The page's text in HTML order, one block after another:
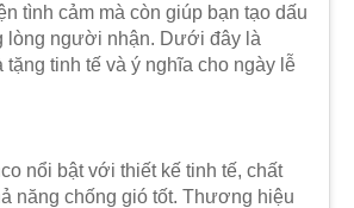
tình cảm mà còn giúp bạn tạo dấu
lòng người nhận. Dưới đây là
tinh tế và ý nghĩa cho ngày lễ
nổi bật với thiết kế tinh tế, chất
năng chống gió tốt. Thương hiệu